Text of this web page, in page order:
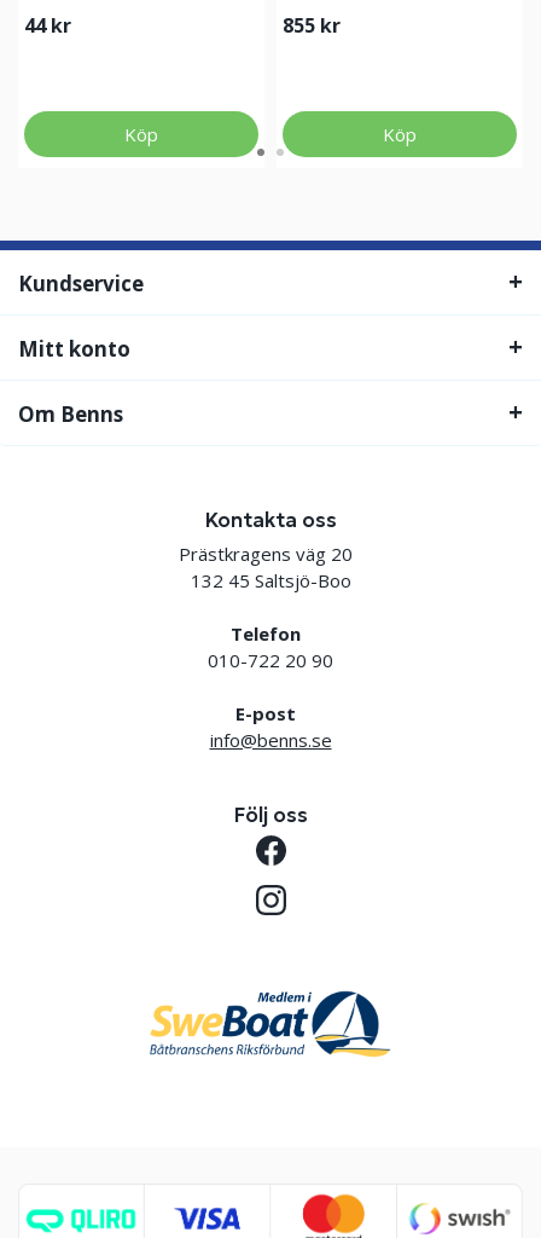
44 kr
Köp
855 kr
Köp
Kundservice
Mitt konto
Om Benns
Kontakta oss
Prästkragens väg 20
132 45 Saltsjö-Boo
Telefon
010-722 20 90
E-post
info@benns.se
Följ oss